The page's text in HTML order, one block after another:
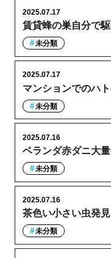
賃貸蜂の巣自分で
2025.07.17
未分類
マンションでのハ
2025.07.17
未分類
ベランダ赤ダニ大
2025.07.16
未分類
茶色い小さい虫発
2025.07.16
未分類